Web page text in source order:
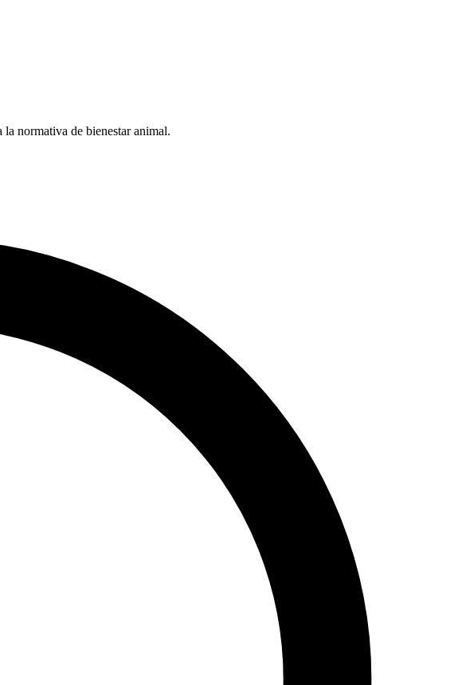
normativa de bienestar animal.